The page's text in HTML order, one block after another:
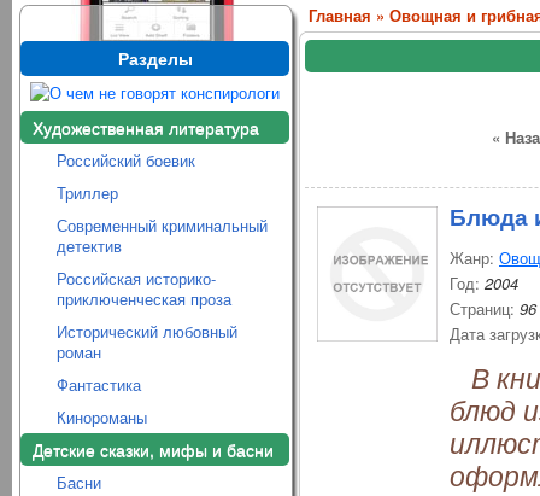
Разделы
Художественная литература
Российский боевик
Триллер
Современный криминальный
детектив
Российская историко-
приключенческая проза
Исторический любовный
роман
Фантастика
Кинороманы
Детские сказки, мифы и басни
Басни
Главная » Овощная и
«
Блюда
Жанр:
Год: 2004
Страниц: 96
Дата
В
блюд